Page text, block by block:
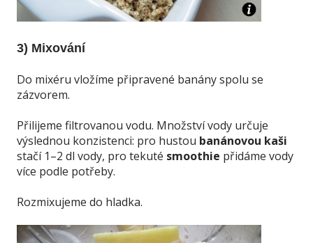
3) Mixování
Do mixéru vložíme připravené banány spolu se
zázvorem.
Přilijeme filtrovanou vodu. Množství vody určuje
výslednou konzistenci: pro hustou banánovou kaši
stačí 1–2 dl vody, pro tekuté smoothie přidáme vody
více podle potřeby.
Rozmixujeme do hladka.